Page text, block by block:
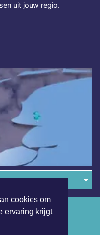
cookies om
ervaring krijgt
uit jouw regio.